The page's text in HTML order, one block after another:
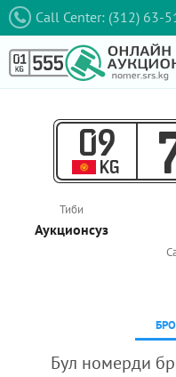
Call Center: (312) 63-
09
KG
Тиби
Аукционcуз
Бул номерди